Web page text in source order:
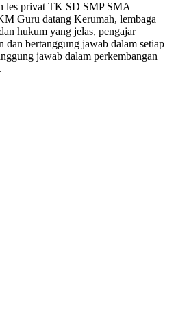
les privat TK SD SMP SMA
Guru datang Kerumah, lembaga
hukum yang jelas, pengajar
dan bertanggung jawab dalam setiap
jawab dalam perkembangan